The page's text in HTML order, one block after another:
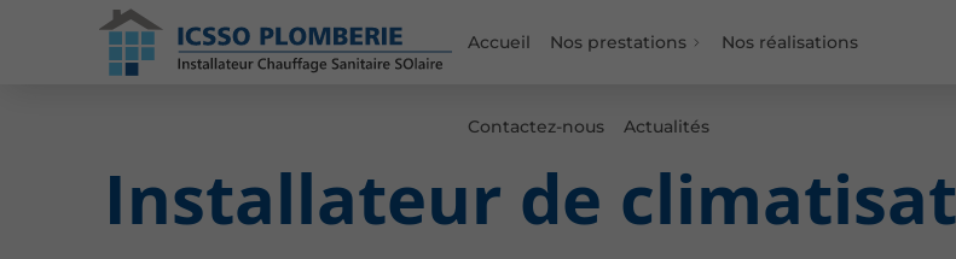
Accueil Nos prestations Nos réalisations
Contactez-nous Actualités
Installateur de